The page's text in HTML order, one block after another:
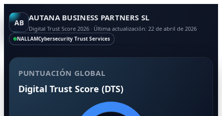
AB AUTANA BUSINESS PARTNERS SL
Digital Trust Score 2026 · Última actualización: 22 de abril de 2026
NALLAMCybersecurity Trust Services
PUNTUACIÓN GLOBAL
Digital Trust Score (DTS)